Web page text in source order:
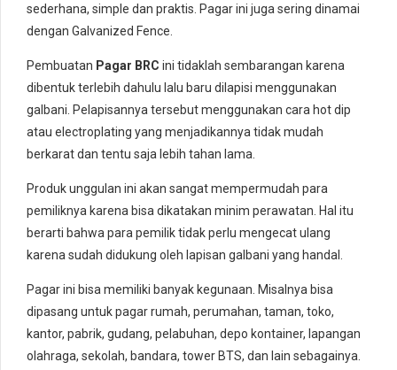
sederhana, simple dan praktis. Pagar ini juga sering dinamai
dengan Galvanized Fence.
Pembuatan Pagar BRC ini tidaklah sembarangan karena
dibentuk terlebih dahulu lalu baru dilapisi menggunakan
galbani. Pelapisannya tersebut menggunakan cara hot dip
atau electroplating yang menjadikannya tidak mudah
berkarat dan tentu saja lebih tahan lama.
Produk unggulan ini akan sangat mempermudah para
pemiliknya karena bisa dikatakan minim perawatan. Hal itu
berarti bahwa para pemilik tidak perlu mengecat ulang
karena sudah didukung oleh lapisan galbani yang handal.
Pagar ini bisa memiliki banyak kegunaan. Misalnya bisa
dipasang untuk pagar rumah, perumahan, taman, toko,
kantor, pabrik, gudang, pelabuhan, depo kontainer, lapangan
olahraga, sekolah, bandara, tower BTS, dan lain sebagainya.